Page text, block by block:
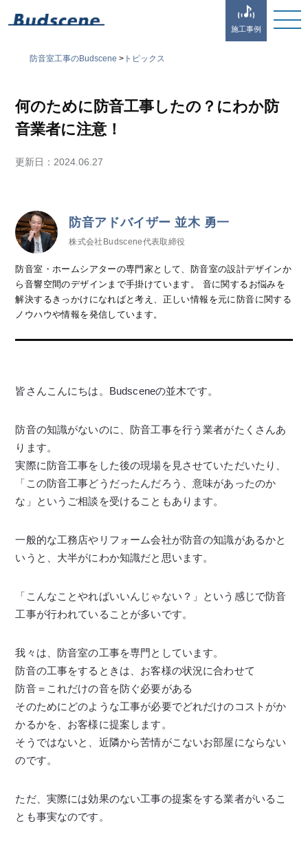
施工事例
防音室工事のBudscene >トピックス
何のために防音工事したの？にわか防
音業者に注意！
更新日： 2024.06.27
防音アドバイザー 並木 勇一
株式会社Budscene代表取締役
防音室・ホームシアターの専門家として、防音室の設計デザインか
ら音響空間のデザインまで手掛けています。 音に関するお悩みを
解決するきっかけになればと考え、正しい情報を元に防音に関する
ノウハウや情報を発信しています。
皆さんこんにちは。Budsceneの並木です。
防音の知識がないのに、防音工事を行う業者がたくさんあ
ります。
実際に防音工事をした後の現場を見させていただいたり、
「この防音工事どうだったんだろう、意味があったのか
な」というご相談を受けることもあります。
一般的な工務店やリフォーム会社が防音の知識があるかと
いうと、大半がにわか知識だと思います。
「こんなことやればいいんじゃない？」という感じで防音
工事が行われていることが多いです。
我々は、防音室の工事を専門としています。
防音の工事をするときは、お客様の状況に合わせて
防音＝これだけの音を防ぐ必要がある
そのためにどのような工事が必要でどれだけのコストがか
かるかを、お客様に提案します。
そうではないと、近隣から苦情がこないお部屋にならない
のです。
ただ、実際には効果のない工事の提案をする業者がいるこ
とも事実なのです。